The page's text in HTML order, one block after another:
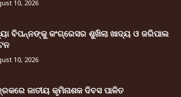
10, 2026
ବିପନ୍ନଙ୍କୁ କଂଗ୍ରେସର ଶୁଖିଲା ଖାଦ୍ୟ ଓ ଜରିପାଲ
10, 2026
ଜାତୀୟ କୃମିନାଶକ ଦିବସ ପାଳିତ